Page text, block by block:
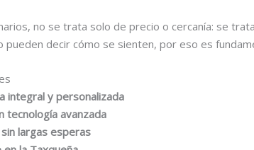
no se trata solo de precio o cercanía: se
pueden decir cómo se sienten, por eso es
integral y personalizada
tecnología avanzada
largas esperas